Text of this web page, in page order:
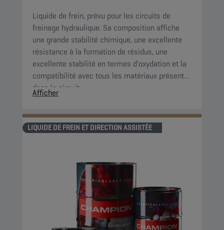
Liquide de frein, prévu pour les circuits de
freinage hydraulique. Sa composition affiche
une grande stabilité chimique, une excellente
résistance à la formation de résidus, une
excellente stabilité en termes d'oxydation et la
compatibilité avec tous les matériaux présents
dans le circuit.
Afficher
LIQUIDE DE FREIN ET DIRECTION ASSISTÉE